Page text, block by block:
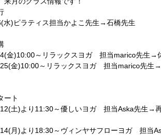
水)ピラティス担当かよこ先生→石橋先生
金)10:00～リラックスヨガ　担当marico先生→
金)10:00～リラックスヨガ　担当marico先生
ート
土)より11:30～優しいヨガ　担当Aska先生→
月)より18:30～ヴィンヤサフローヨガ　担当